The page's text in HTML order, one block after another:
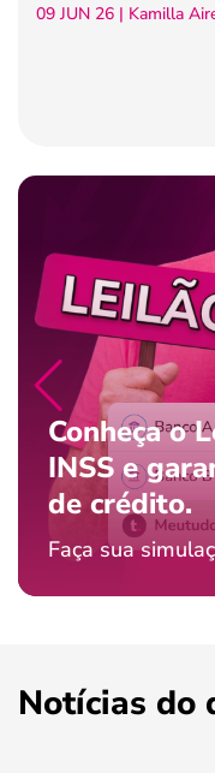
09 JUN 26 | Kamilla
Conheça o
INSS e
de crédito.
Faça sua
Notícias do